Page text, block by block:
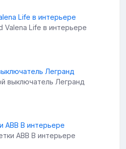
Valena Life в интерьере
выключатель Легранд
ABB В интерьере